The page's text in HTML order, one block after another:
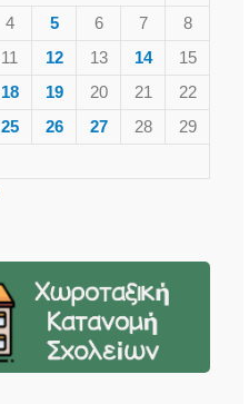
4 5 6 7
8
11 12 13 14
15
18 19 20 21
22
25 26 27 28
29